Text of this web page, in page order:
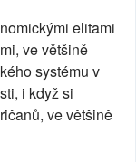
elitami
ve většině
systému v
i když si
ve většině